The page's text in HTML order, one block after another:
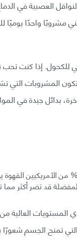
العصبية في
مشروبًا واحدًا يوميًا
إذا كنت تحب
تكون المشروبات
بدائل جيدة في
قد تضر أكثر مما
المستويات العالية
التي تمنح الجسم